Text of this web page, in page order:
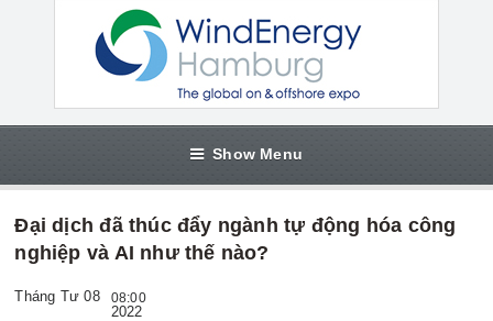
Show Menu
Đại dịch đã thúc đẩy ngành tự động hóa công
nghiệp và AI như thế nào?
Tháng Tư 08 08:00
2022